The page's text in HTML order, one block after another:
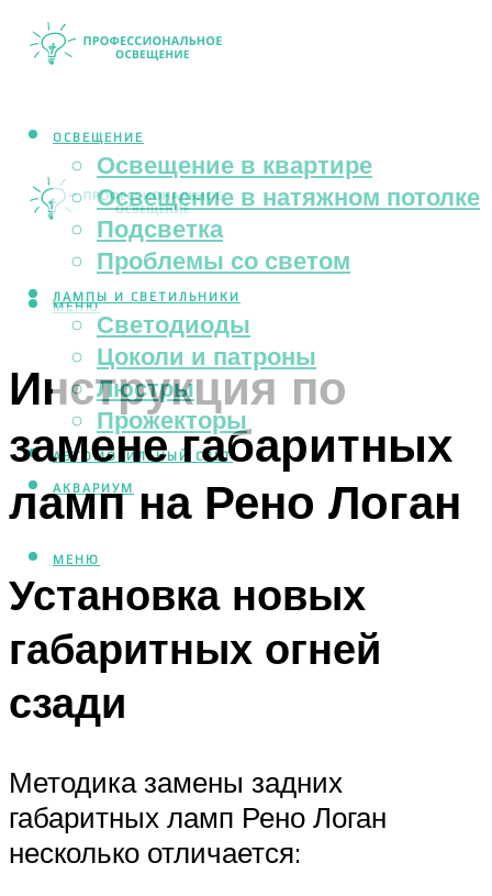
ОСВЕЩЕНИЕ
Освещение в квартире
Освещение в натяжном потолке
Подсветка
Проблемы со светом
ЛАМПЫ И СВЕТИЛЬНИКИ
Светодиоды
Цоколи и патроны
Люстры
Прожекторы
АВТОМОБИЛЬНЫЙ СВЕТ
АКВАРИУМ
МЕНЮ
МЕНЮ
Инструкция по
замене габаритных
ламп на Рено Логан
Установка новых
габаритных огней
сзади
Методика замены задних
габаритных ламп Рено Логан
несколько отличается: